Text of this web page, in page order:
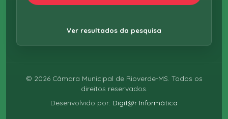
Ver resultados da pesquisa
© 2026Câmara Municipal de Rioverde-MS. Todos os
direitos reservados.
Desenvolvido por: Digit@r Informática